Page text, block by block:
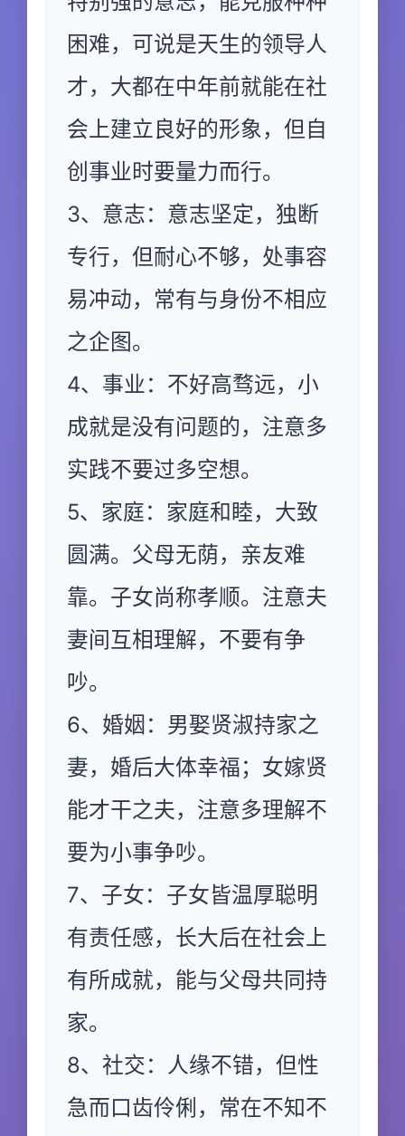
困难，可说是天生的领导人
才，大都在中年前就能在社
会上建立良好的形象，但自
创事业时要量力而行。
3、意志：意志坚定，独断
专行，但耐心不够，处事容
易冲动，常有与身份不相应
之企图。
4、事业：不好高骛远，小
成就是没有问题的，注意多
实践不要过多空想。
5、家庭：家庭和睦，大致
圆满。父母无荫，亲友难
靠。子女尚称孝顺。注意夫
妻间互相理解，不要有争
吵。
6、婚姻：男娶贤淑持家之
妻，婚后大体幸福；女嫁贤
能才干之夫，注意多理解不
要为小事争吵。
7、子女：子女皆温厚聪明
有责任感，长大后在社会上
有所成就，能与父母共同持
家。
8、社交：人缘不错，但性
急而口齿伶俐，常在不知不